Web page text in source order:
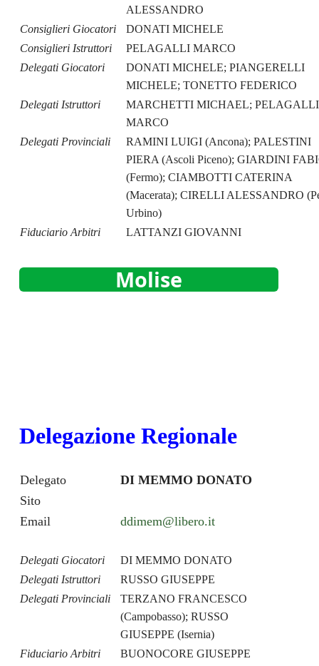
ALESSANDRO
Consiglieri Giocatori
DONATI MICHELE
Consiglieri Istruttori
PELAGALLI MARCO
Delegati Giocatori
DONATI MICHELE; PIANGERELLI
MICHELE; TONETTO FEDERICO
Delegati Istruttori
MARCHETTI MICHAEL; PELAGALLI
MARCO
Delegati Provinciali
RAMINI LUIGI (Ancona); PALESTINI
PIERA (Ascoli Piceno); GIARDINI
(Fermo); CIAMBOTTI CATERINA
(Macerata); CIRELLI ALESSANDRO
Urbino)
Fiduciario Arbitri
LATTANZI GIOVANNI
Molise
Delegazione Regionale
Delegato
DI MEMMO DONATO
Sito
Email
ddimem@libero.it
Delegati Giocatori
DI MEMMO DONATO
Delegati Istruttori
RUSSO GIUSEPPE
Delegati Provinciali
TERZANO FRANCESCO
(Campobasso); RUSSO
GIUSEPPE (Isernia)
Fiduciario Arbitri
BUONOCORE GIUSEPPE